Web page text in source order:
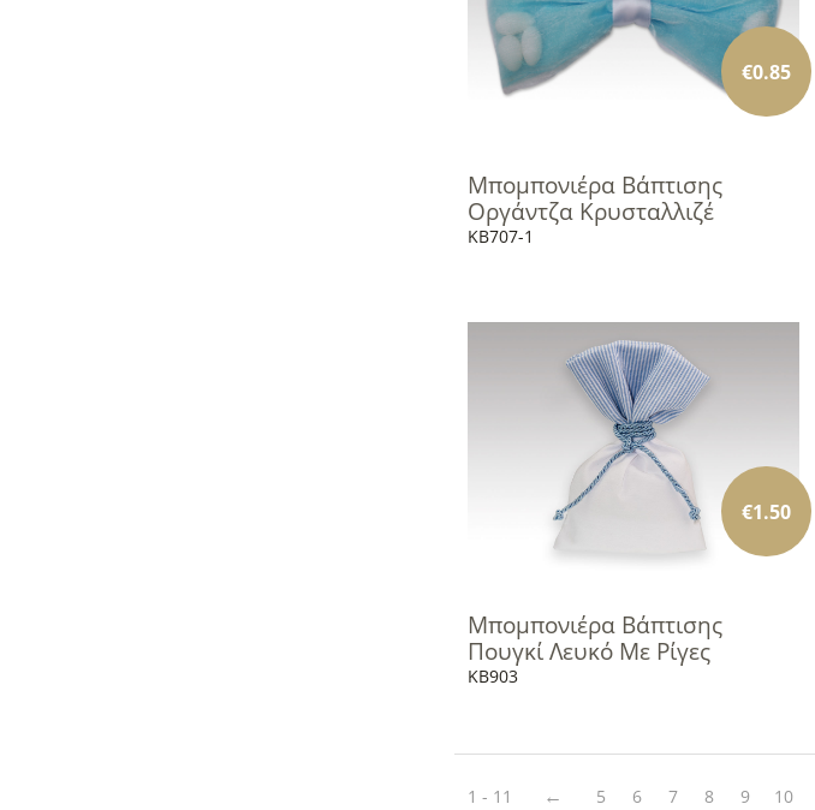
Μπομπονιέρα Βάπτισης
Οργάντζα Κρυσταλλιζέ
KB707-1
€0.85
Μπομπονιέρα Βάπτισης
Πουγκί Λευκό Με Ρίγες
KB903
€1.50
1 - 11 5 6 7 8 9 10